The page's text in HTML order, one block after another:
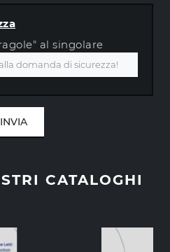
CATALOGHI
al singolare
INVIA